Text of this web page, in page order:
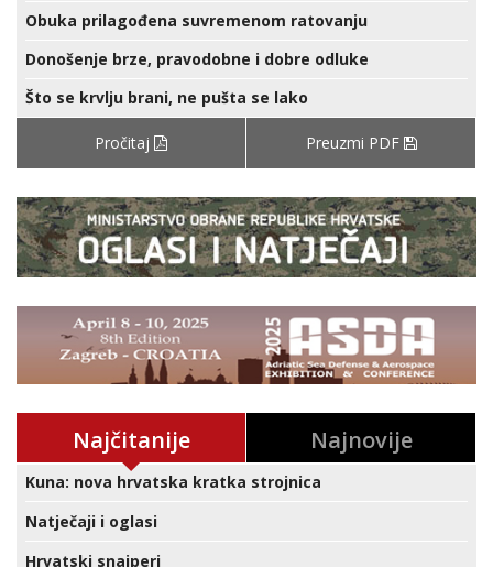
Obuka prilagođena suvremenom ratovanju
Donošenje brze, pravodobne i dobre odluke
Što se krvlju brani, ne pušta se lako
Pročitaj Preuzmi PDF
Najčitanije Najnovije
Kuna: nova hrvatska kratka strojnica
Natječaji i oglasi
Hrvatski snajperi